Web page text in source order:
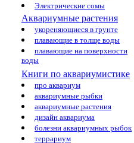
Электрические сомы
Аквариумные растения
укореняющиеся в грунте
плавающие в толще воды
плавающие на поверхности
воды
Книги по аквариумистике
про аквариум
аквариумные рыбки
аквариумные растения
дизайн аквариума
болезни аквариумных рыбок
террариум